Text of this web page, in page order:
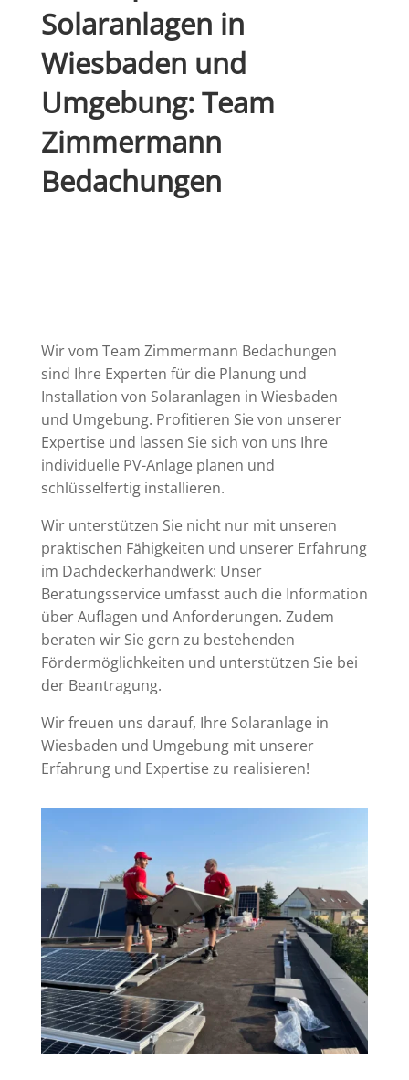
Solaranlagen in
Wiesbaden und
Umgebung: Team
Zimmermann
Bedachungen
Wir vom Team Zimmermann Bedachungen
sind Ihre Experten für die Planung und
Installation von Solaranlagen in Wiesbaden
und Umgebung. Profitieren Sie von unserer
Expertise und lassen Sie sich von uns Ihre
individuelle PV-Anlage planen und
schlüsselfertig installieren.
Wir unterstützen Sie nicht nur mit unseren
praktischen Fähigkeiten und unserer Erfahrung
im Dachdeckerhandwerk: Unser
Beratungsservice umfasst auch die Information
über Auflagen und Anforderungen. Zudem
beraten wir Sie gern zu bestehenden
Fördermöglichkeiten und unterstützen Sie bei
der Beantragung.
Wir freuen uns darauf, Ihre Solaranlage in
Wiesbaden und Umgebung mit unserer
Erfahrung und Expertise zu realisieren!